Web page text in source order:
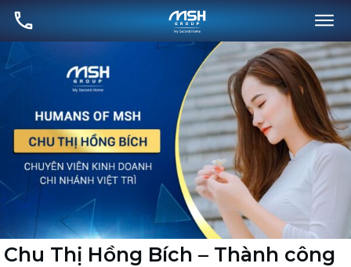
Chu Thị Hồng Bích – Thành công